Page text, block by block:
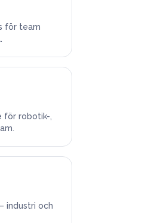
för team
för robotik-,
industri och